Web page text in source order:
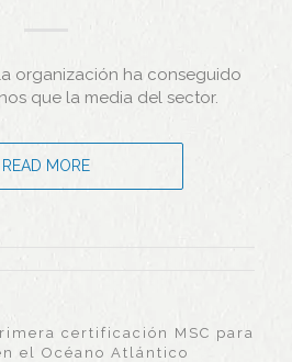
organización ha conseguido
que la media del sector.
READ MORE
certificación MSC para
el Océano Atlántico